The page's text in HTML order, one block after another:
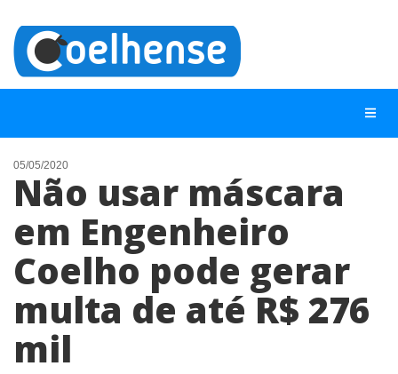
NOTÍCIAS
LISTA DIGITAL
TELEFONES ÚTEIS
ANUNCIE
05/05/2020
Não usar máscara
em Engenheiro
Coelho pode gerar
multa de até R$ 276
mil